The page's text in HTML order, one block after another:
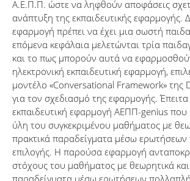
Α.Ε.Π.Π. ώστε να ληφθούν αποφάσεις
ανάπτυξη της εκπαιδευτικής εφαρμογής.
εφαρμογή πρέπει να έχει μια σωστή
επόμενα κεφάλαια μελετώνται τρία
και το πως μπορούν αυτά να
ηλεκτρονική εκπαιδευτική εφαρμογή,
μοντέλο «Conversational Framework» της
για τον σχεδιασμό της εφαρμογής.
εκπαιδευτική εφαρμογή ΑΕΠΠ-genius που
ύλη του συγκεκριμένου μαθήματος με
πρακτικά παραδείγματα μέσω
επιλογής. Η παρούσα εφαρμογή
στόχους του μαθήματος με θεωρητικά